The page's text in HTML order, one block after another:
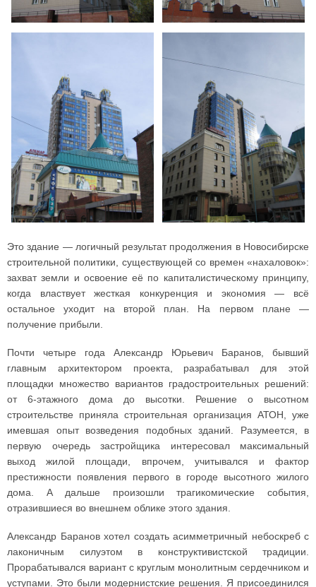
Это здание — логичный результат продолжения в Новосибирске
строительной политики, существующей со времен «нахаловок»:
захват земли и освоение её по капиталистическому принципу,
когда властвует жесткая конкуренция и экономия — всё
остальное уходит на второй план. На первом плане —
получение прибыли.
Почти четыре года Александр Юрьевич Баранов, бывший
главным архитектором проекта, разрабатывал для этой
площадки множество вариантов градостроительных решений:
от 6-этажного дома до высотки. Решение о высотном
строительстве приняла строительная организация АТОН, уже
имевшая опыт возведения подобных зданий. Разумеется, в
первую очередь застройщика интересовал максимальный
выход жилой площади, впрочем, учитывался и фактор
престижности появления первого в городе высотного жилого
дома. А дальше произошли трагикомические события,
отразившиеся во внешнем облике этого здания.
Александр Баранов хотел создать асимметричный небоскреб с
лаконичным силуэтом в конструктивистской традиции.
Прорабатывался вариант с круглым монолитным сердечником и
уступами. Это были модернистские решения. Я присоединился